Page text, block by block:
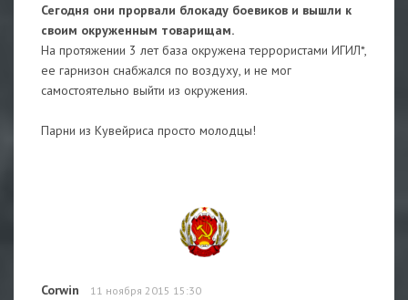
Сегодня они прорвали блокаду боевиков и вышли к
своим окруженным товарищам.
На протяжении 3 лет база окружена террористами ИГИЛ*,
ее гарнизон снабжался по воздуху, и не мог
самостоятельно выйти из окружения.
Парни из Кувейриса просто молодцы!
Corwin 11 ноября 2015 15:30